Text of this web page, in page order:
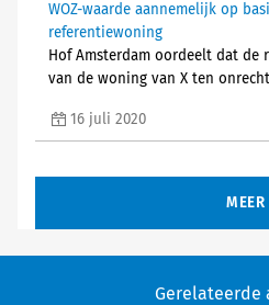
WOZ-waarde aannemelijk op
referentiewoning
Hof Amsterdam oordeelt dat de
van de woning van X ten
16 juli 2020
MEER
Gerelateerde